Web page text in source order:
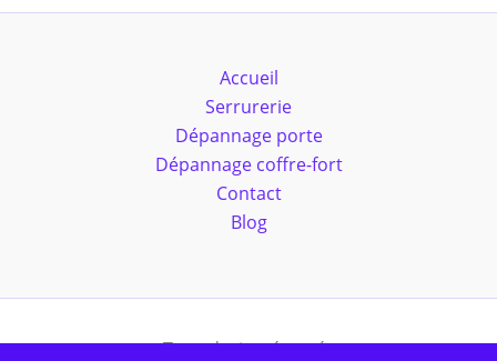
Accueil
Serrurerie
Dépannage porte
Dépannage coffre-fort
Contact
Blog
Tous droits réservés